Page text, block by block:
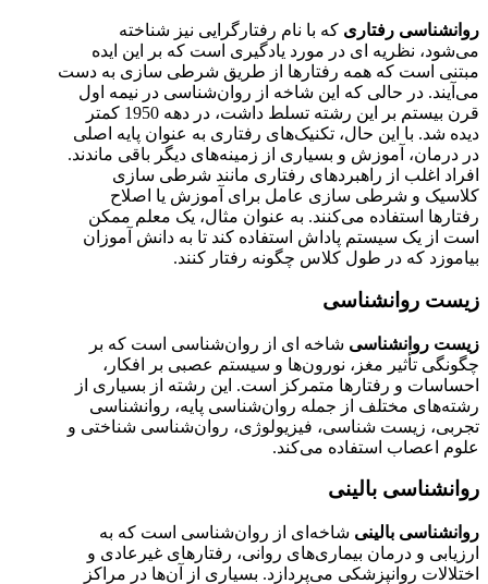
روانشناسی رفتاری که با نام رفتارگرایی نیز شناخته
می‌شود، نظریه ای در مورد یادگیری است که بر این ایده
مبتنی است که همه رفتارها از طریق شرطی سازی به دست
می‌آیند. در حالی که این شاخه از روان‌شناسی در نیمه اول
قرن بیستم بر این رشته تسلط داشت، در دهه 1950 کمتر
دیده شد. با این حال، تکنیک‌های رفتاری به عنوان پایه اصلی
در درمان، آموزش و بسیاری از زمینه‌های دیگر باقی ماندند.
افراد اغلب از راهبردهای رفتاری مانند شرطی سازی
کلاسیک و شرطی سازی عامل برای آموزش یا اصلاح
رفتارها استفاده می‌کنند. به عنوان مثال، یک معلم ممکن
است از یک سیستم پاداش استفاده کند تا به دانش آموزان
بیاموزد که در طول کلاس چگونه رفتار کنند.
زیست روانشناسی
زیست روانشناسی شاخه ای از روان‌شناسی است که بر
چگونگی تأثیر مغز، نورون‌ها و سیستم عصبی بر افکار،
احساسات و رفتارها متمرکز است. این رشته از بسیاری از
رشته‌های مختلف از جمله روان‌شناسی پایه، روانشناسی
تجربی، زیست شناسی، فیزیولوژی، روان‌شناسی شناختی و
علوم اعصاب استفاده می‌کند.
روانشناسی بالینی
روانشناسی بالینی شاخه‌ای از روان‌شناسی است که به
ارزیابی و درمان بیماری‌های روانی، رفتارهای غیرعادی و
اختلالات روانپزشکی می‌پردازد. بسیاری از آن‌ها در مراکز